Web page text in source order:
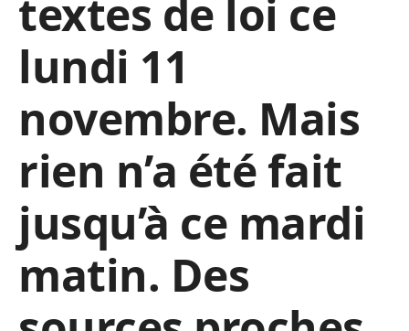
textes de loi ce
lundi 11
novembre. Mais
rien n’a été fait
jusqu’à ce mardi
matin. Des